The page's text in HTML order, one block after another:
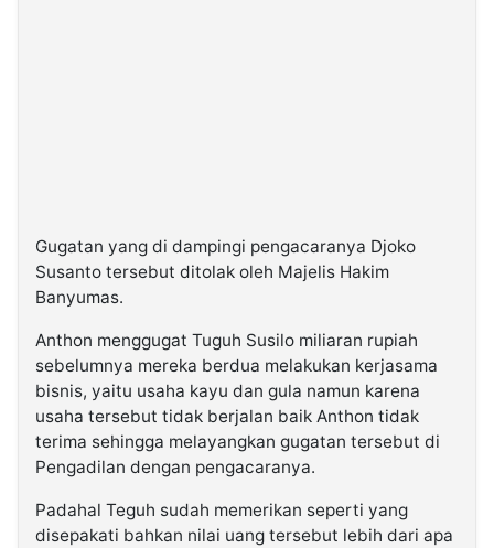
Gugatan yang di dampingi pengacaranya Djoko
Susanto tersebut ditolak oleh Majelis Hakim
Banyumas.
Anthon menggugat Tuguh Susilo miliaran rupiah
sebelumnya mereka berdua melakukan kerjasama
bisnis, yaitu usaha kayu dan gula namun karena
usaha tersebut tidak berjalan baik Anthon tidak
terima sehingga melayangkan gugatan tersebut di
Pengadilan dengan pengacaranya.
Padahal Teguh sudah memerikan seperti yang
disepakati bahkan nilai uang tersebut lebih dari apa